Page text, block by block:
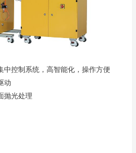
中控制系统，高智能化，操作方便
动
抛光处理